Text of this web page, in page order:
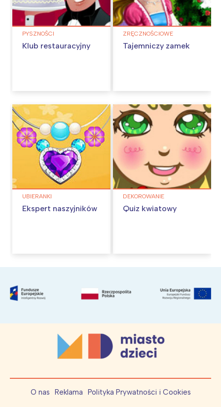
PYSZNOŚCI
Klub restauracyjny
ZRĘCZNOŚCIOWE
Tajemniczy zamek
UBIERANKI
Ekspert naszyjników
DEKOROWANIE
Quiz kwiatowy
O nas Reklama Polityka Prywatności i Cookies